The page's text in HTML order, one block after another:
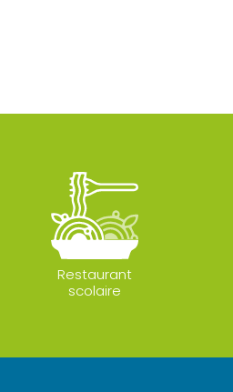
Restaurant
scolaire